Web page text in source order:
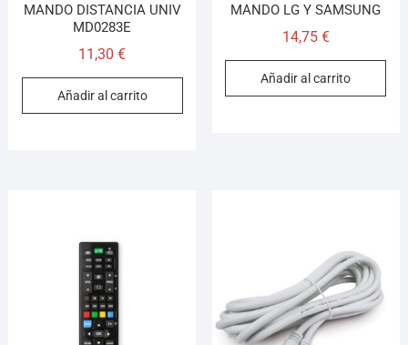
MANDO DISTANCIA UNIV
MD0283E
11,30€
Añadir al carrito
MANDO LG Y SAMSUNG
14,75 €
Añadir al carrito